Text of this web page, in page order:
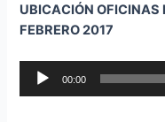
UBICACIÓN OFICINAS
FEBRERO 2017
Reproductor
00:00